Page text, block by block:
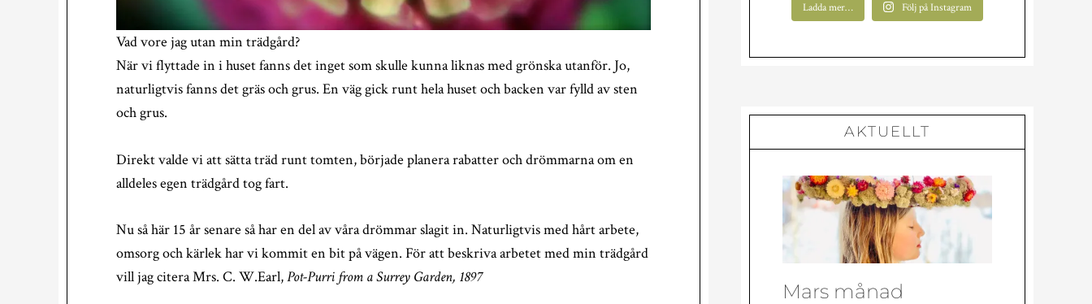
Vad vore jag utan min trädgård?
När vi flyttade in i huset fanns det inget som skulle kunna liknas med grönska utanför. Jo,
naturligtvis fanns det gräs och grus. En väg gick runt hela huset och backen var fylld av sten
och grus.
Direkt valde vi att sätta träd runt tomten, började planera rabatter och drömmarna om en
alldeles egen trädgård tog fart.
Nu så här 15 år senare så har en del av våra drömmar slagit in. Naturligtvis med hårt arbete,
omsorg och kärlek har vi kommit en bit på vägen. För att beskriva arbetet med min trädgård
vill jag citera Mrs. C. W.Earl,Pot-Purri from a Surrey Garden, 1897
Ladda mer… Följ på Instagram
AKTUELLT
Mars månad